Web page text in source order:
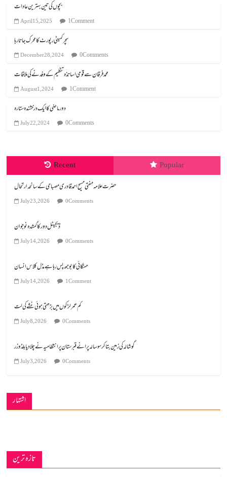
بچوں کی تین بہترین عادات
April 15, 2025 1 Comment
سچر کمیٹی رپورٹ کا محرک جاتا رہا
December 28, 2024 0 Comments
محمد فرقان سے قومی اساتذہ تنظیم کے وفد نے کی ملاقات
August 1, 2024 1 Comment
دور ماضی کا ایک درخشندہ ستارہ
July 22, 2024 0 Comments
Recent Popular
July 23, 2026 0 Comments
ڈیجیٹل دور کا گمشدہ نوجوان
July 14, 2026 0 Comments
مہنگائی کا بوجھ پس رہا ہے مڈل کلاس انسان
July 14, 2026 1 Comment
کم عمر لڑکوں میں بڑھتی ہوئی نشے کی لت
July 8, 2026 0 Comments
گوشالہ کی زمین بتا کر سوسالہ پرانے قبرستان پر انتظامیہ نے چلا دیا بلڈوزر
July 3, 2026 0 Comments
اشتہار
تازہ ترین